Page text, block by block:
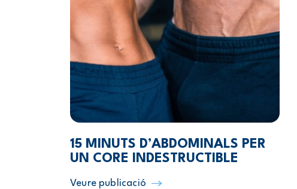
15 MINUTS D’ABDOMINALS PER
UN CORE INDESTRUCTIBLE
Veure publicació